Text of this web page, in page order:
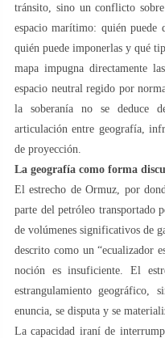
tránsito, sino un conflicto
espacio marítimo: quién puede
quién puede imponerlas y qué
mapa impugna directamente
espacio neutral regido por
la soberanía no se deduce
articulación entre geografía,
de proyección.
La geografía como forma
El estrecho de Ormuz, por
parte del petróleo transportado
de volúmenes significativos de
descrito como un “ecualizador
noción es insuficiente. El
estrangulamiento geográfico,
enuncia, se disputa y se
La capacidad iraní de